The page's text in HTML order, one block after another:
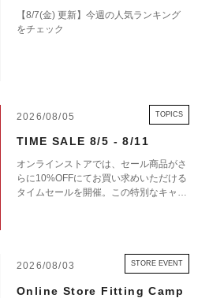
【8/7(金) 更新】今週の人気ランキング
をチェック
2026/08/05 TOPICS
TIME SALE 8/5 - 8/11
オンラインストアでは、セール商品がさ
らに10%OFFにてお買い求めいただける
タイムセールを開催。この特別なキャン
2026/08/03 STORE EVENT
Online Store Fitting Camp